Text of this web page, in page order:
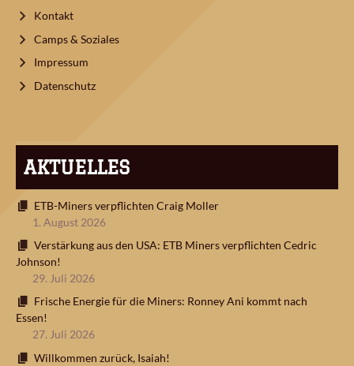
Kontakt
Camps & Soziales
Impressum
Datenschutz
AKTUELLES
ETB-Miners verpflichten Craig Moller
1. August 2026
Verstärkung aus den USA: ETB Miners verpflichten Cedric
Johnson!
29. Juli 2026
Frische Energie für die Miners: Ronney Ani kommt nach
Essen!
27. Juli 2026
Willkommen zurück, Isaiah!